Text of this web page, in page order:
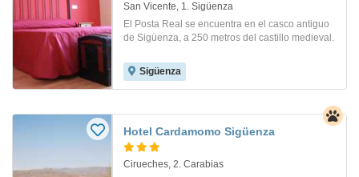
San Vicente, 1. Sigüenza
El Posta Real se encuentra en el casco antiguo
de Sigüenza, a 250 metros del castillo medieval.
Sigüenza
Hotel Cardamomo Sigüenza
Cirueches, 2. Carabias